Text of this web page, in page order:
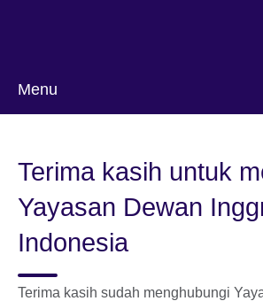
Menu
Terima kasih untuk
Yayasan Dewan
Indonesia
Terima kasih sudah menghubungi